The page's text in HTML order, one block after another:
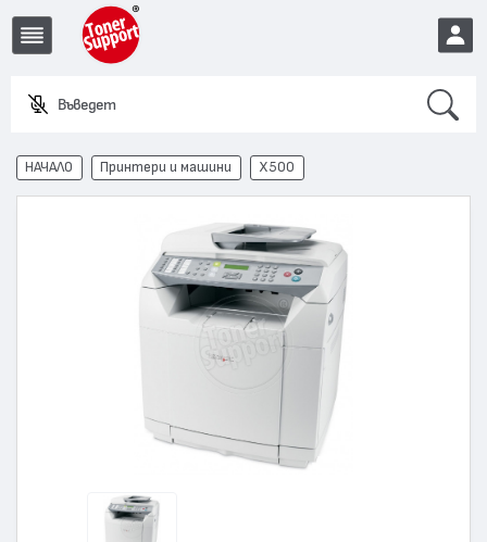
Въведете име
EUR
НАЧАЛО Принтери и машини X500